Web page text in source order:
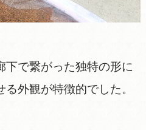
下で繋がった独特の形に
外観が特徴的でした。